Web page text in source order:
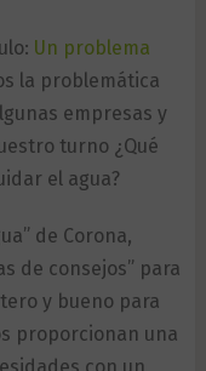
Un problema
la problemática
empresas y
turno ¿Qué
el agua?
de Corona,
de consejos” para
y bueno para
proporcionan una